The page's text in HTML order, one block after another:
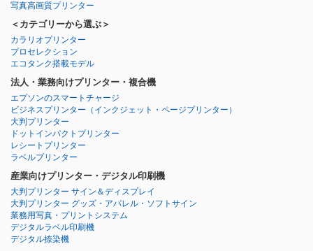
写真高画質プリンター
＜カテゴリーから選ぶ＞
カラリオプリンター
プロセレクション
エコタンク搭載モデル
法人・業務向けプリンター・複合機
エプソンのスマートチャージ
ビジネスプリンター （インクジェット・ページプリンター）
大判プリンター
ドットインパクトプリンター
レシートプリンター
ラベルプリンター
産業向けプリンター・デジタル印刷機
大判プリンター サイン＆ディスプレイ
大判プリンター グッズ・アパレル・ソフトサイン
業務用写真・プリントシステム
デジタルラベル印刷機
デジタル捺染機